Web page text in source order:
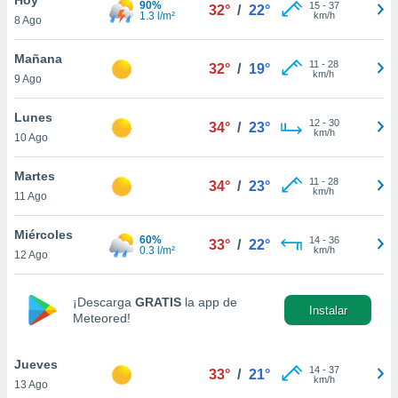
en
más
nuestra
de
aceptar
de
8 Ago
90%
1.3 l/m²
32° / 22° 15- 37
km/h
Mañana
9 Ago
32° / 19° 11 - 28
km/h
Lunes
10 Ago
34° / 23° 12- 30
km/h
Martes
11 Ago
34° / 23° 11 - 28
km/h
Miércoles
12 Ago
60%
0.3 l/m²
33° / 22° 14- 36
km/h
¡Descarga GRATIS la app de
Meteored!
Instalar
Jueves
13 Ago
33° / 21° 14- 37
km/h